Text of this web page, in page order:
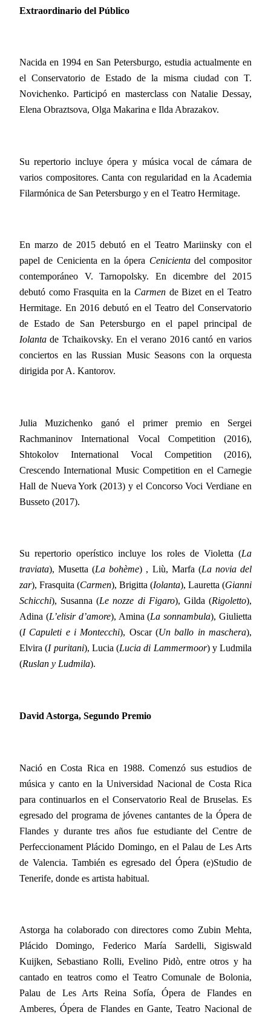
Extraordinario del Público
Nacida en 1994 en San Petersburgo, estudia actualmente en
el Conservatorio de Estado de la misma ciudad con T.
Novichenko. Participó en masterclass con Natalie Dessay,
Elena Obraztsova, Olga Makarina e Ilda Abrazakov.
Su repertorio incluye ópera y música vocal de cámara de
varios compositores. Canta con regularidad en la Academia
Filarmónica de San Petersburgo y en el Teatro Hermitage.
En marzo de 2015 debutó en el Teatro Mariinsky con el
papel de Cenicienta en la ópera Cenicientadel compositor
contemporáneo V. Tarnopolsky. En dicembre del 2015
debutó como Frasquita en la Carmen de Bizet en el Teatro
Hermitage. En 2016 debutó en el Teatro del Conservatorio
de Estado de San Petersburgo en el papel principal de
Iolantade Tchaikovsky. En el verano 2016 cantó en varios
conciertos en las Russian Music Seasons con la orquesta
dirigida por A. Kantorov.
Julia Muzichenko ganó el primer premio en Sergei
Rachmaninov International Vocal Competition (2016),
Shtokolov International Vocal Competition (2016),
Crescendo International Music Competition en el Carnegie
Hall de Nueva York (2013) y el Concorso Voci Verdiane en
Busseto (2017).
Su repertorio operístico incluye los roles de Violetta (La
traviata), Musetta (La bohème) , Liù, Marfa (La novia del
zar), Frasquita (Carmen), Brigitta (Iolanta), Lauretta (Gianni
Schicchi), Susanna (Le nozze di Figaro), Gilda (Rigoletto),
Adina (L’elisir d’amore), Amina (La sonnambula), Giulietta
(I Capuleti e i Montecchi), Oscar (Un ballo in maschera),
Elvira (I puritani), Lucia (Lucia di Lammermoor) y Ludmila
(Ruslan y Ludmila).
David Astorga, Segundo Premio
Nació en Costa Rica en 1988. Comenzó sus estudios de
música y canto en la Universidad Nacional de Costa Rica
para continuarlos en el Conservatorio Real de Bruselas. Es
egresado del programa de jóvenes cantantes de la Ópera de
Flandes y durante tres años fue estudiante del Centre de
Perfeccionament Plácido Domingo, en el Palau de Les Arts
de Valencia. También es egresado del Ópera (e)Studio de
Tenerife, donde es artista habitual.
Astorga ha colaborado con directores como Zubin Mehta,
Plácido Domingo, Federico María Sardelli, Sigiswald
Kuijken, Sebastiano Rolli, Evelino Pidò, entre otros y ha
cantado en teatros como el Teatro Comunale de Bolonia,
Palau de Les Arts Reina Sofía, Ópera de Flandes en
Amberes, Ópera de Flandes en Gante, Teatro Nacional de